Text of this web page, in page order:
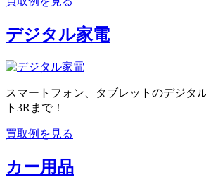
デジタル家電
スマートフォン、タブレットのデジタ
ト3Rまで！
買取例を見る
カー用品